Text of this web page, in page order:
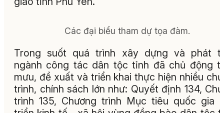
Các đại biểu tham dự tọa đàm.
Trong suốt quá trình xây dựng và phát
ngành công tác dân tộc tỉnh đã chủ động
mưu, đề xuất và triển khai thực hiện nhiều
trình, chính sách lớn như: Quyết định 134,
trình 135, Chương trình Mục tiêu quốc gia